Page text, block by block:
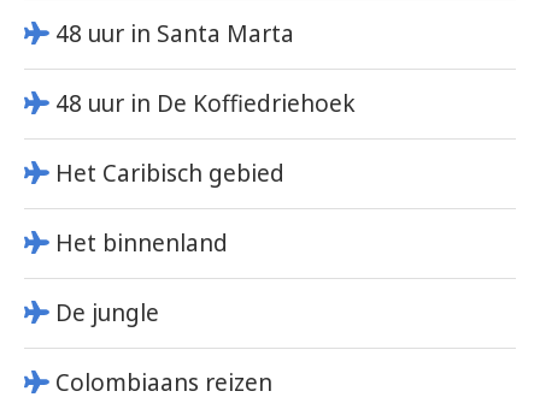
48 uur in Santa Marta
48 uur in De Koffiedriehoek
Het Caribisch gebied
Het binnenland
De jungle
Colombiaans reizen